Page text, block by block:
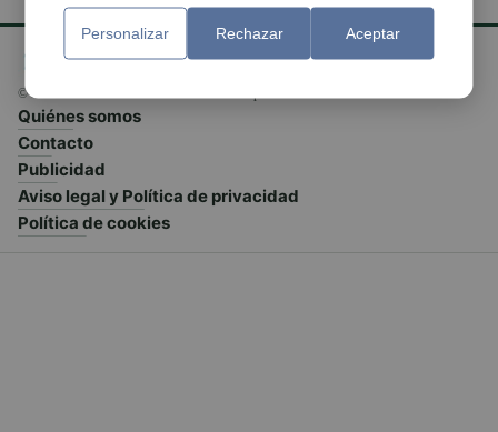
© El Meridiano L'Horta 2026 - Valencia - España
Quiénes somos
Contacto
Publicidad
Aviso legal y Política de privacidad
Política de cookies
Personalizar Rechazar Aceptar